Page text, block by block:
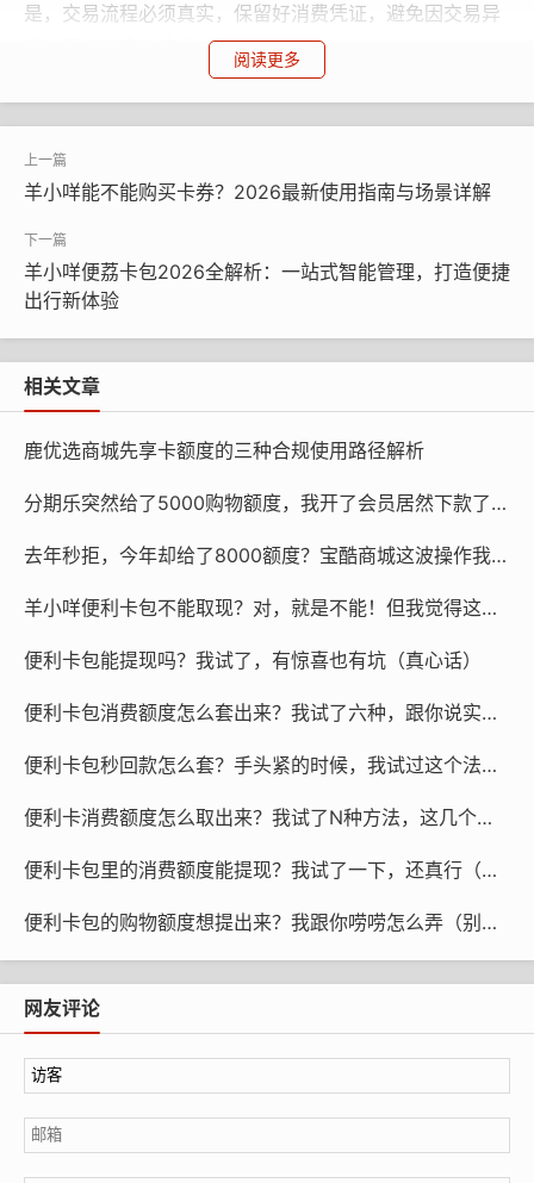
是，交易流程必须真实，保留好消费凭证，避免因交易异
常被平台判定为违规。
2. 亲友代付场景下的反向转账
如果亲友有消费需求，且该消费场景支持羊小咩支付，用
户可以使用自己的羊小咩额度为亲友代付，亲友再通过正
规转账方式将对应金额转回。这种方式基于真实的消费需
求，完全符合平台规则，也是“羊小咩怎么套出来”问题中
最易操作的合规方案。但需注意代付频次不宜过高，避免
3. 平台官方额度变现通道
2026年羊小咩针对部分优质用户开放了官方额度变现服
的“额度管理”板块查看是否具备申请资格。官方通道的优
势在于安全无风险，变现资金直接转入绑定银行卡，不过
以平台实时规则为准。
羊小咩套额度的违规风险需警惕
操作大多涉及虚假交易、伪造消费凭证，属于明确的违规
行为。2026年羊小咩升级了风控系统，通过大数据分析交
采取以下措施：
冻结账户额度，禁止后续使用；
上报逾期或违规记录至征信系统，影响个人信用；
情节严重的，可能面临平台的法律追责。
因此，切勿轻信“羊小咩怎么套出来”的违规捷径，避免得
不偿失。
阅读更多
羊小咩能不能购买卡券？2026最新使用指南与场景详解
羊小咩便荔卡包2026全解析：一站式智能管理，打造便捷
出行新体验
相关文章
鹿优选商城先享卡额度的三种合规使用路径解析
分期乐突然给了5000购物额度，我开了会员居然下款了，但这利息……
去年秒拒，今年却给了8000额度？宝酷商城这波操作我看不懂了
羊小咩便利卡包不能取现？对，就是不能！但我觉得这样也挺好（真不是反话）
便利卡包能提现吗？我试了，有惊喜也有坑（真心话）
便利卡包消费额度怎么套出来？我试了六种，跟你说实话（别乱来）
便利卡包秒回款怎么套？手头紧的时候，我试过这个法子（真心话）
便利卡消费额度怎么取出来？我试了N种方法，这几个最靠谱（别瞎折腾）
便利卡包里的消费额度能提现？我试了一下，还真行（附操作）
便利卡包的购物额度想提出来？我跟你唠唠怎么弄（别慌，不难）
网友评论